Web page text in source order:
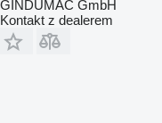
GINDUMAC GmbH
Kontakt z dealerem